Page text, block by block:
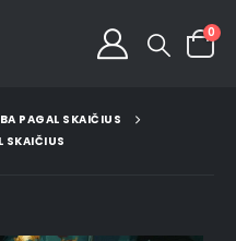
0
PAGAL SKAIČIUS
SKAIČIUS